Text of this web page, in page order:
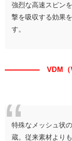
強烈な高速スピン
撃を吸収する効果
す。
VDM（
特殊なメッシュ状
蔵。従来素材より